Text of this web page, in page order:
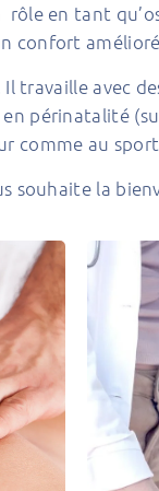
en tant
confort
travaille avec
périnatalité
comme au
souhaite la